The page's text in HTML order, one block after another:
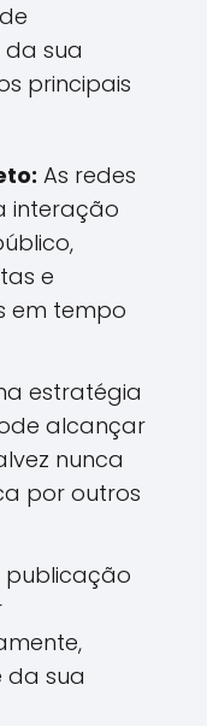
sua
principais
As redes
interação
e
em tempo
estratégia
alcançar
nunca
por outros
publicação
da sua